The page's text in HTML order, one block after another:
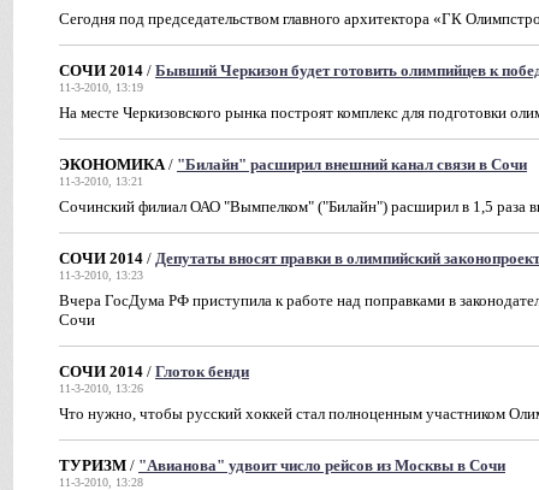
Сегодня под председательством главного архитектора «ГК
СОЧИ 2014 / Бывший Черкизон будет готовить олимпийцев к
11-3-2010, 13:19
На месте Черкизовского рынка построят комплекс для подготовки
ЭКОНОМИКА/ "Билайн" расширил внешний канал связи в Сочи
11-3-2010, 13:21
Сочинский филиал ОАО "Вымпелком" ("Билайн") расширил в 1,5 раза
СОЧИ 2014 / Депутаты вносят правки в олимпийский законопроект
11-3-2010, 13:23
Вчера ГосДума РФ приступила к работе над поправками в
Сочи
СОЧИ 2014 / Глоток бенди
11-3-2010, 13:26
Что нужно, чтобы русский хоккей стал полноценным участником
ТУРИЗМ / "Авианова" удвоит число рейсов из Москвы в Сочи
11-3-2010, 13:28